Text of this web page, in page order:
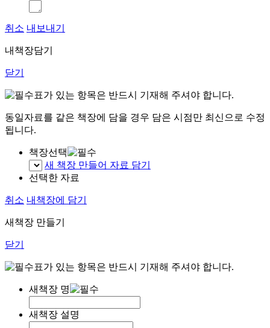
취소 내보내기
내책장담기
닫기
표가 있는 항목은 반드시 기재해 주셔야 합니다.
동일자료를 같은 책장에 담을 경우 담은 시점만 최신으로 수정
됩니다.
책장선택
새 책장 만들어 자료 담기
선택한 자료
취소 내책장에 담기
새책장 만들기
닫기
표가 있는 항목은 반드시 기재해 주셔야 합니다.
새책장 명
새책장 설명